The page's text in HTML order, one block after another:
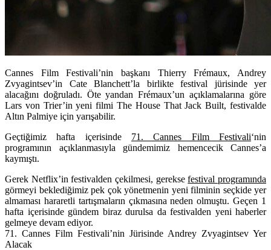
Cannes Film Festivali’nin başkanı Thierry Frémaux, Andrey
Zvyagintsev’in Cate Blanchett’la birlikte festival jürisinde yer
alacağını doğruladı. Öte yandan Frémaux’un açıklamalarına göre
Lars von Trier’in yeni filmi The House That Jack Built, festivalde
Altın Palmiye için yarışabilir.
Geçtiğimiz hafta içerisinde 71. Cannes Film Festivali‘nin
programının açıklanmasıyla gündemimiz hemencecik Cannes’a
kaymıştı.
Gerek Netflix’in festivalden çekilmesi, gereksefestival programında
görmeyi beklediğimiz pek çok yönetmenin yeni filminin seçkide yer
almaması hararetli tartışmaların çıkmasına neden olmuştu. Geçen 1
hafta içerisinde gündem biraz durulsa da festivalden yeni haberler
gelmeye devam ediyor.
71. Cannes Film Festivali’nin Jürisinde Andrey Zvyagintsev Yer
Alacak